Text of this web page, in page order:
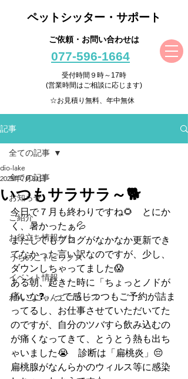
ペットシッター・サポート
ご依頼・お問い合わせは
077-596-1664
受付時間９時～17時
(営業時間はご相談に応じます)
☆お見積り無料、年中無休
記事
全ての記事
お知らせ
ご紹介
お役立ち情報かも
うちのこトピックス
イベント情報
わんこにゃんこニュース
全ての記事
いつもサラサラ～🐕
dio-lake
2025年7月31日
今日で７月も終わりですね🌻　とにか
く、暑かったぁ💦
またしてもブログがなかなか更新でき
てなかった言い訳なのですが、少し、
ダウンしちゃってました😱
ある朝、起きた時に「ちょっとノドが
痛いな❓」って感じつつもご予約が詰ま
ってるし、お仕事させていただいてた
のですが、自分のツバすら飲み込むの
が痛くなってきて、とうとう熱も出ち
ゃいました😭　診断は「扁桃炎」😔
扁桃腺がなんらかのウィルス等に感染